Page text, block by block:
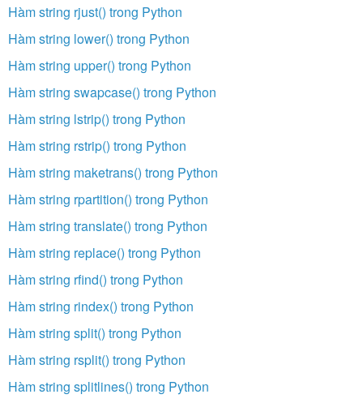
Hàm string rjust() trong Python
Hàm string lower() trong Python
Hàm string upper() trong Python
Hàm string swapcase() trong Python
Hàm string lstrip() trong Python
Hàm string rstrip() trong Python
Hàm string maketrans() trong Python
Hàm string rpartition() trong Python
Hàm string translate() trong Python
Hàm string replace() trong Python
Hàm string rfind() trong Python
Hàm string rindex() trong Python
Hàm string split() trong Python
Hàm string rsplit() trong Python
Hàm string splitlines() trong Python